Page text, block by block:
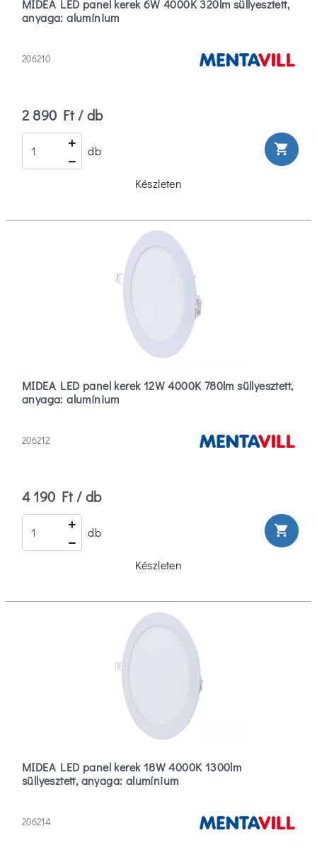
MIDEA LED panel kerek 6W 4000K 320lm süllyesztett,
anyaga: alumínium
206210
2 890 Ft / db
db shopping_cart
Készleten
MIDEA LED panel kerek 12W 4000K 780lm süllyesztett,
anyaga: alumínium
206212
4 190 Ft / db
db shopping_cart
Készleten
MIDEA LED panel kerek 18W 4000K 1300lm
süllyesztett, anyaga: alumínium
206214